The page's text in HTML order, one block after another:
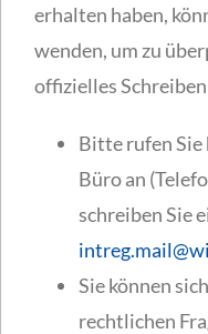
erhalten haben,
wenden, um zu
offizielles
Bitte rufen
Büro an
schreiben Sie
Sie können
rechtlichen